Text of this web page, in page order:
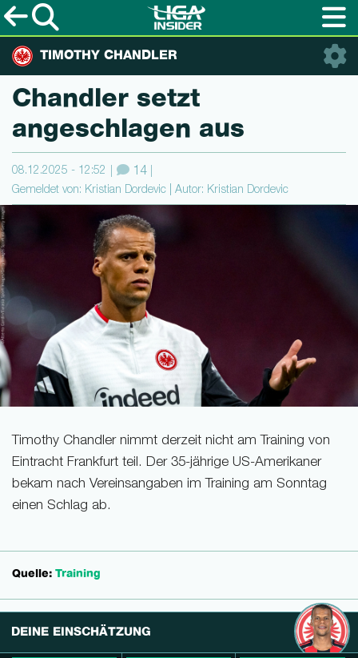
TIMOTHY CHANDLER
Chandler setzt
angeschlagen aus
08.12.2025 - 12:52 14
Gemeldet von: Kristian Dordevic | Autor: Kristian Dordevic
Timothy Chandler nimmt derzeit nicht am Training von
Eintracht Frankfurt teil. Der 35-jährige US-Amerikaner
bekam nach Vereinsangaben im Training am Sonntag
einen Schlag ab.
Quelle: Training
DEINE EINSCHÄTZUNG